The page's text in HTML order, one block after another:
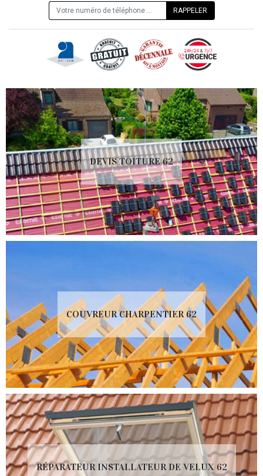
DEVIS TOITURE 62
COUVREUR CHARPENTIER 62
RÉPARATEUR INSTALLATEUR DE VELUX 62